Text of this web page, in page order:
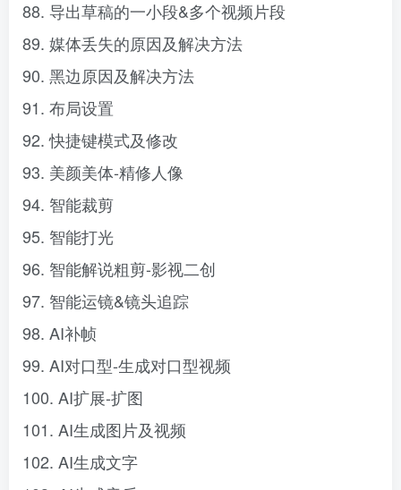
88. 导出草稿的一小段&多个视频片段
89. 媒体丢失的原因及解决方法
90. 黑边原因及解决方法
91. 布局设置
92. 快捷键模式及修改
93. 美颜美体-精修人像
94. 智能裁剪
95. 智能打光
96. 智能解说粗剪-影视二创
97. 智能运镜&镜头追踪
98. AI补帧
99. AI对口型-生成对口型视频
100. AI扩展-扩图
101. AI生成图片及视频
102. AI生成文字